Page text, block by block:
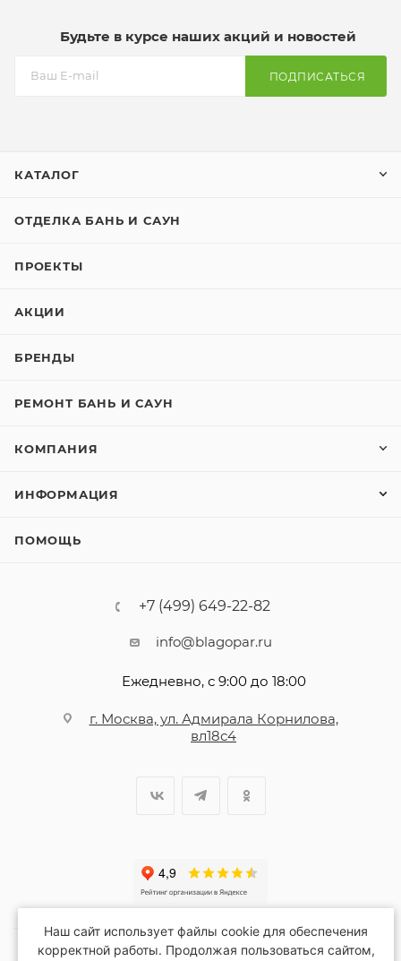
Будьте в курсе наших акций и новостей
ПОДПИСАТЬСЯ
КАТАЛОГ
ОТДЕЛКА БАНЬ И САУН
ПРОЕКТЫ
АКЦИИ
БРЕНДЫ
РЕМОНТ БАНЬ И САУН
КОМПАНИЯ
ИНФОРМАЦИЯ
ПОМОЩЬ
+7 (499) 649-22-82
info@blagopar.ru
Ежедневно, с 9:00 до 18:00
г. Москва, ул. Адмирала Корнилова,
вл18с4
Наш сайт использует файлы cookie для обеспечения
корректной работы. Продолжая пользоваться сайтом,